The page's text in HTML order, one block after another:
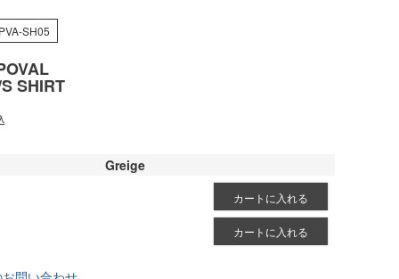
SH05
SHIRT
Greige
カートに入れる
カートに入れる